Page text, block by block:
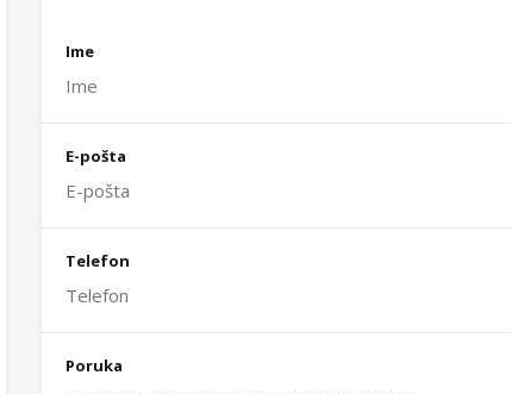
Ime
E-pošta
Telefon
Poruka